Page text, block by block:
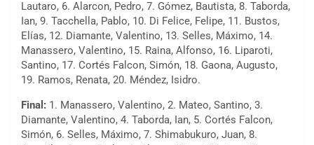
Lautaro, 6. Alarcon, Pedro, 7. Gómez, Bautista, 8. Taborda,
Ian, 9. Tacchella, Pablo, 10. Di Felice, Felipe, 11. Bustos,
Elías, 12. Diamante, Valentino, 13. Selles, Máximo, 14.
Manassero, Valentino, 15. Raina, Alfonso, 16. Liparoti,
Santino, 17. Cortés Falcon, Simón, 18. Gaona, Augusto,
19. Ramos, Renata, 20. Méndez, Isidro.
Final: 1. Manassero, Valentino, 2. Mateo, Santino, 3.
Diamante, Valentino, 4. Taborda, Ian, 5. Cortés Falcon,
Simón, 6. Selles, Máximo, 7. Shimabukuro, Juan, 8.